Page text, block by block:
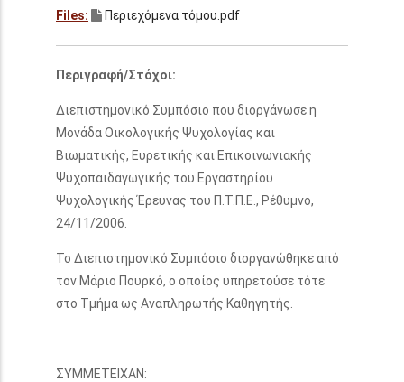
Files: Περιεχόμενα τόμου.pdf
Περιγραφή/Στόχοι:
Διεπιστημονικό Συμπόσιο που διοργάνωσε η
Μονάδα Οικολογικής Ψυχολογίας και
Βιωματικής, Ευρετικής και Επικοινωνιακής
Ψυχοπαιδαγωγικής του Εργαστηρίου
Ψυχολογικής Έρευνας του Π.Τ.Π.Ε., Ρέθυμνο,
24/11/2006.
Το Διεπιστημονικό Συμπόσιο διοργανώθηκε από
τον Μάριο Πουρκό, ο οποίος υπηρετούσε τότε
στο Τμήμα ως Αναπληρωτής Καθηγητής.
ΣΥΜΜΕΤΕΙΧΑΝ: